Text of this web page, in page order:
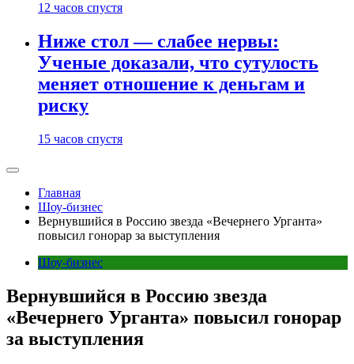
12 часов спустя
Ниже стол — слабее нервы:
Ученые доказали, что сутулость
меняет отношение к деньгам и
риску
15 часов спустя
Главная
Шоу-бизнес
Вернувшийся в Россию звезда «Вечернего Урганта»
повысил гонорар за выступления
Шоу-бизнес
Вернувшийся в Россию звезда
«Вечернего Урганта» повысил гонорар
за выступления